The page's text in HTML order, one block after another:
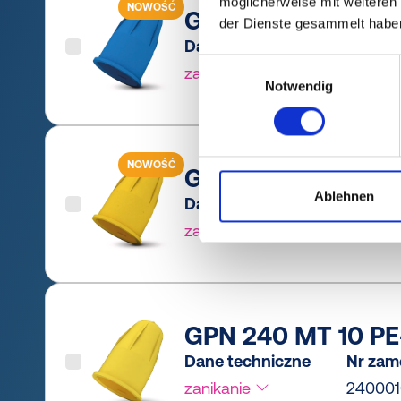
der Dienste gesammelt
Notwendig
Ablehnen
NOWOŚĆ GPN 240 MT 10
Dane techniczne
zanikanie
NOWOŚĆ GPN 240 MT 10
Dane techniczne
zanikanie
Nr
GPN 240 MT 10
Dane techniczne
zanikanie
Nr